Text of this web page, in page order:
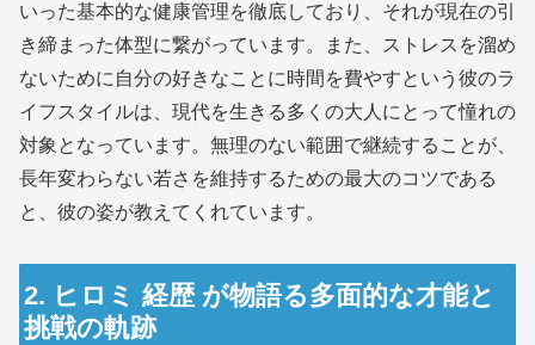
いった基本的な健康管理を徹底しており、それが現在の引
き締まった体型に繋がっています。また、ストレスを溜め
ないために自分の好きなことに時間を費やすという彼のラ
イフスタイルは、現代を生きる多くの大人にとって憧れの
対象となっています。無理のない範囲で継続することが、
長年変わらない若さを維持するための最大のコツである
と、彼の姿が教えてくれています。
2. ヒロミ 経歴 が物語る多面的な才能と
挑戦の軌跡